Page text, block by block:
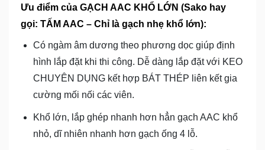
Ưu điểm của GẠCH AAC KHỔ LỚN (Sako hay
gọi: TẤM AAC – Chỉ là gạch nhẹ khổ lớn):
Có ngàm âm dương theo phương dọc giúp định
hình lắp đặt khi thi công. Dễ dàng lắp đặt với KEO
CHUYÊN DỤNG kết hợp BÁT THÉP liên kết gia
cường mối nối các viên.
Khổ lớn, lắp ghép nhanh hơn hẳn gạch AAC khổ
nhỏ, dĩ nhiên nhanh hơn gạch ống 4 lỗ.